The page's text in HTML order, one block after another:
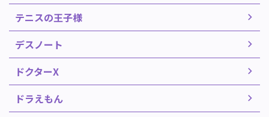
テニスの王子様
デスノート
ドクターX
ドラえもん